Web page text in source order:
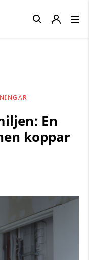
En
koppar
Close